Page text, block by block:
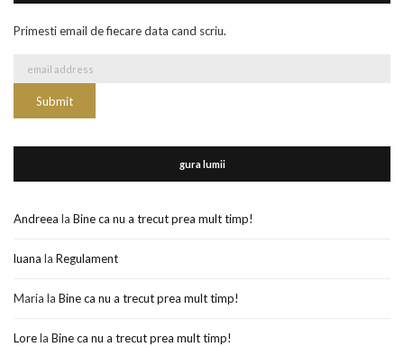
Primesti email de fiecare data cand scriu.
gura lumii
Andreea la Bine ca nu a trecut prea mult timp!
luana la Regulament
Maria la Bine ca nu a trecut prea mult timp!
Lorela Bine ca nu a trecut prea mult timp!